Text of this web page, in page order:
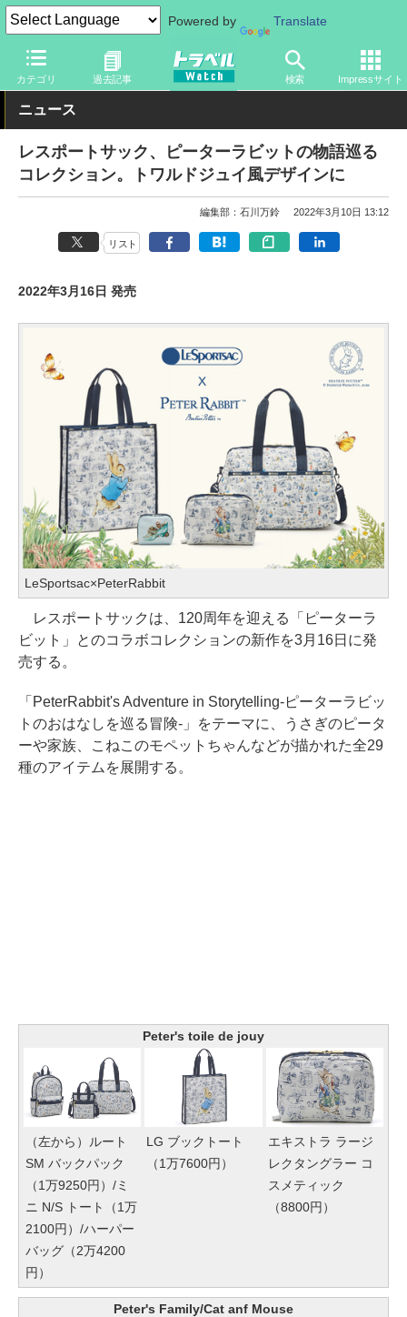
Powered by Translate
カテゴリ 過去記事 検索 Impressサイト
トラベル Watch 旅のアイテム 旅行グッズ バッグ
ニュース
レスポートサック、ピーターラビットの物語巡る
コレクション。トワルドジュイ風デザインに
編集部：石川万鈴 2022年3月10日 13:12
リスト
2022年3月16日 発売
LeSportsac×PeterRabbit
レスポートサックは、120周年を迎える「ピーターラ
ビット」とのコラボコレクションの新作を3月16日に発
売する。
「PeterRabbit's Adventure in Storytelling-ピーターラビッ
トのおはなしを巡る冒険-」をテーマに、うさぎのピータ
ーや家族、こねこのモペットちゃんなどが描かれた全29
種のアイテムを展開する。
Peter's toile de jouy
（左から）ルート
SM バックパック
（1万9250円）/ミ
ニ N/S トート（1万
2100円）/ハーパー
バッグ（2万4200
円）
LG ブックトート
（1万7600円）
エキストラ ラージ
レクタングラー コ
スメティック
（8800円）
Peter's Family/Cat anf Mouse